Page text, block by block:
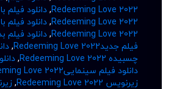
Redeeming Love 2022
,دانلود
Redeeming Love 2022
,دانلود
Redeeming Love 2022
,دانلود
فیلم جدیدRedeeming Love 2022
,
چسبیده Redeeming Love 2022
,
دانلود فیلم سینماییRedeeming Love 2022
زیرنویس Redeeming Love 2022
,